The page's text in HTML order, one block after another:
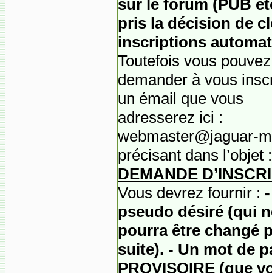
sur le forum (PUB
pris la décision de
inscriptions
Toutefois vous pouvez
demander à vous
un émail que vous
adresserez ici :
webmaster@jaguar-
précisant dans l’objet :
DEMANDE
Vous devrez fournir :
pseudo désiré (qui
pourra être changé
suite). - Un mot de
PROVISOIRE (que